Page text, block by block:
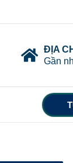
ĐỊA
Gần